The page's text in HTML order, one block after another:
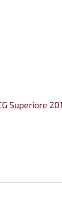
Superiore